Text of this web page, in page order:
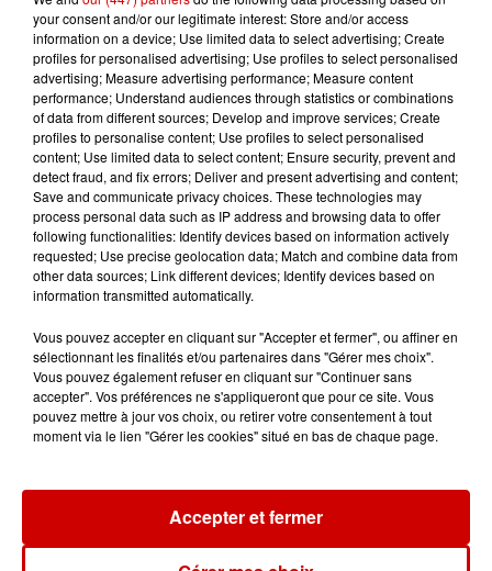
5 août 2026
Violences conjugales : le chef
Jean Imbert (Top Chef) rattrapé
par...
5 août 2026
"Attention au démarchage
abusif" : la préfecture de la
Gironde...
5 août 2026
À LA UNE : incendie à La
Rochelle, mégaferme de
saumons et succès...
Jeux
your consent and/or our legitimate interest: Store and/or access
information on a device; Use limited data to select advertising; Create
profiles for personalised advertising; Use profiles to select personalised
advertising; Measure advertising performance; Measure content
performance; Understand audiences through statistics or combinations
of data from different sources; Develop and improve services; Create
profiles to personalise content; Use profiles to select personalised
content; Use limited data to select content; Ensure security, prevent and
detect fraud, and fix errors; Deliver and present advertising and content;
Save and communicate privacy choices. These technologies may
process personal data such as IP address and browsing data to offer
following functionalities: Identify devices based on information actively
requested; Use precise geolocation data; Match and combine data from
other data sources; Link different devices; Identify devices based on
information transmitted automatically.
Vous pouvez accepter en cliquant sur "Accepter et fermer", ou affiner en
sélectionnant les finalités et/ou partenaires dans "Gérer mes choix".
Vous pouvez également refuser en cliquant sur "Continuer sans
accepter". Vos préférences ne s'appliqueront que pour ce site. Vous
pouvez mettre à jour vos choix, ou retirer votre consentement à tout
moment via le lien "Gérer les cookies" situé en bas de chaque page.
Accepter et fermer